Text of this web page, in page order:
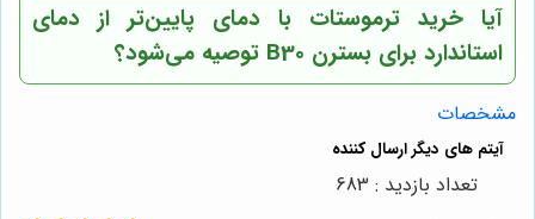
آیا خرید ترموستات با دمای پایین‌تر از دمای
استاندارد برای بسترن B30 توصیه می‌شود؟
مشخصات
تعداد بازدید : 683